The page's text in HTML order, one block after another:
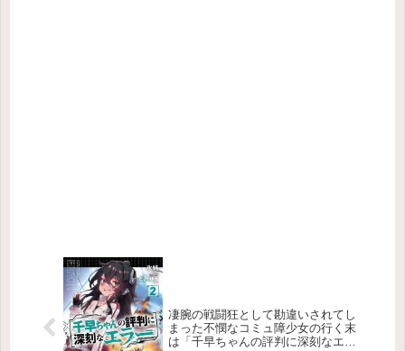
凄腕の戦闘狂として勘違いされてし
まった不憫なコミュ障少女の行く末
は「千早ちゃんの評判に深刻なエラ